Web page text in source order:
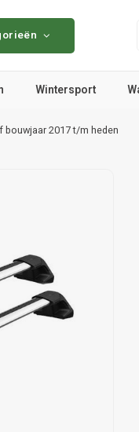
Wintersport
bouwjaar 2017 t/m heden